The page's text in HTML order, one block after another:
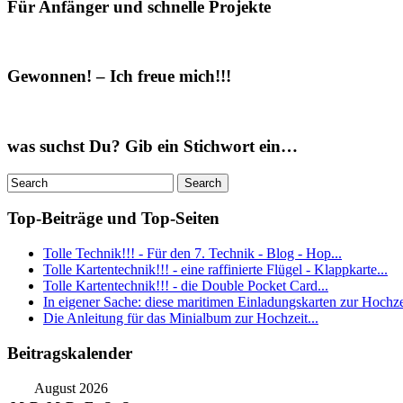
Für Anfänger und schnelle Projekte
Gewonnen! – Ich freue mich!!!
was suchst Du? Gib ein Stichwort ein…
Top-Beiträge und Top-Seiten
Tolle Technik!!! - Für den 7. Technik - Blog - Hop...
Tolle Kartentechnik!!! - eine raffinierte Flügel - Klappkarte...
Tolle Kartentechnik!!! - die Double Pocket Card...
In eigener Sache: diese maritimen Einladungskarten zur
Die Anleitung für das Minialbum zur Hochzeit...
Beitragskalender
August 2026